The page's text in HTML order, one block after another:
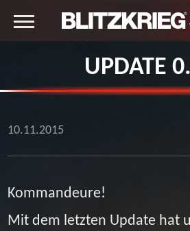
UPDATE
10.11.2015
Kommandeure!
Mit dem letzten Update hat